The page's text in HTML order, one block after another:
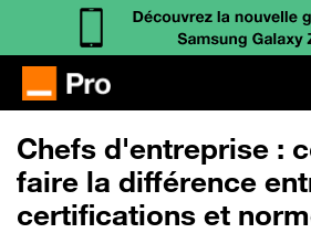
Chefs d'entreprise :
faire la différence
certifications et